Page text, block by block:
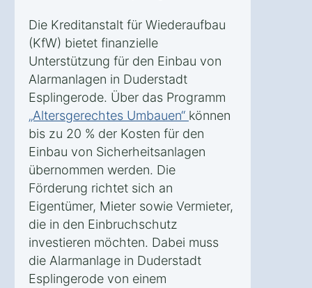
Die Kreditanstalt für Wiederaufbau
(KfW) bietet finanzielle
Unterstützung für den Einbau von
Alarmanlagen in Duderstadt
Esplingerode. Über das Programm
„Altersgerechtes Umbauen“ können
bis zu 20 % der Kosten für den
Einbau von Sicherheitsanlagen
übernommen werden. Die
Förderung richtet sich an
Eigentümer, Mieter sowie Vermieter,
die in den Einbruchschutz
investieren möchten. Dabei muss
die Alarmanlage in Duderstadt
Esplingerode von einem